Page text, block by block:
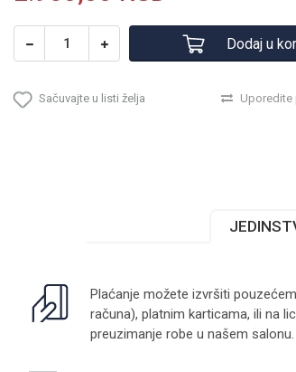
Dodaj u
Sačuvajte u listi želja Uporedite
Plaćanje možete izvršiti
računa), platnim karticama, ili na
preuzimanje robe u našem salonu.